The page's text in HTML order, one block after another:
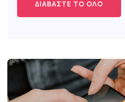
ΔΙΑΒΆΣΤΕ ΤΟ ΌΛΟ